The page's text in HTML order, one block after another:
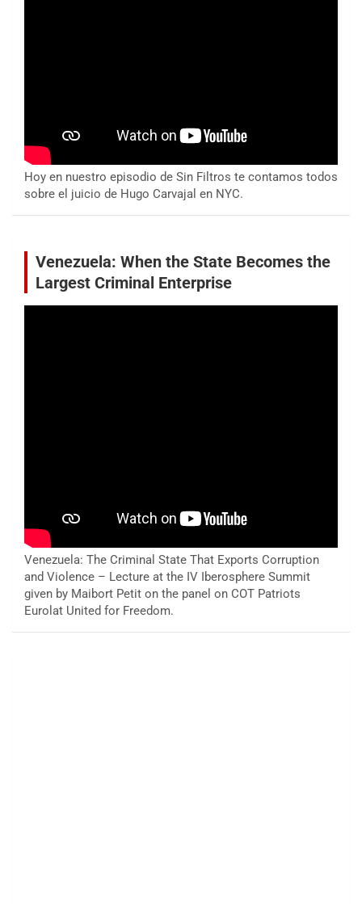
Hoy en nuestro episodio de Sin Filtros te contamos todos
sobre el juicio de Hugo Carvajal en NYC.
Venezuela: When the State Becomes the
Largest Criminal Enterprise
Venezuela: The Criminal State That Exports Corruption
and Violence – Lecture at the IV Iberosphere Summit
given by Maibort Petit on the panel on COT Patriots
Eurolat United for Freedom.